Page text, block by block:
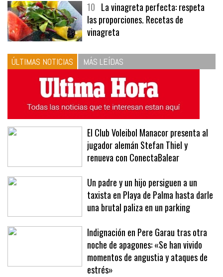
10 La vinagreta perfecta: respeta
las proporciones. Recetas de
vinagreta
ÚLTIMAS NOTICIAS MÁS LEÍDAS
El Club Voleibol Manacor presenta al
jugador alemán Stefan Thiel y
renueva con ConectaBalear
Un padre y un hijo persiguen a un
taxista en Playa de Palma hasta darle
una brutal paliza en un parking
Indignación en Pere Garau tras otra
noche de apagones: «Se han vivido
momentos de angustia y ataques de
estrés»